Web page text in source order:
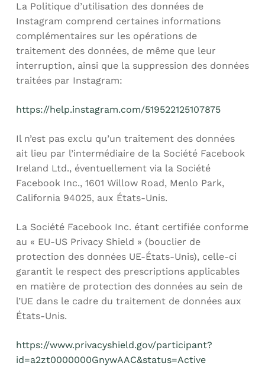
La Politique d’utilisation des données de
Instagram comprend certaines informations
complémentaires sur les opérations de
traitement des données, de même que leur
interruption, ainsi que la suppression des données
traitées par Instagram:
https://help.instagram.com/519522125107875
Il n’est pas exclu qu’un traitement des données
ait lieu par l’intermédiaire de la Société Facebook
Ireland Ltd., éventuellement via la Société
Facebook Inc., 1601 Willow Road, Menlo Park,
California 94025, aux États-Unis.
La Société Facebook Inc. étant certifiée conforme
au « EU-US Privacy Shield » (bouclier de
protection des données UE-États-Unis), celle-ci
garantit le respect des prescriptions applicables
en matière de protection des données au sein de
l’UE dans le cadre du traitement de données aux
États-Unis.
https://www.privacyshield.gov/participant?
id=a2zt0000000GnywAAC&status=Active